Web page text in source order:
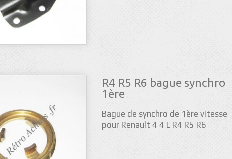
R4 R5 R6 bague synchro
1ère
Bague de synchro de 1ère vitesse
pour Renault 4 4 L R4 R5 R6